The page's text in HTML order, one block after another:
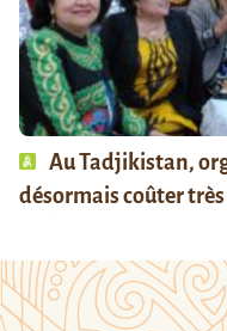
Au Tadjikistan,
désormais coûter